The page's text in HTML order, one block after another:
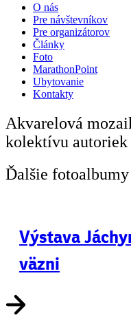
O nás
Pre návštevníkov
Pre organizátorov
Články
Foto
MarathonPoint
Ubytovanie
Kontakty
Akvarelová
kolektívu
Ďalšie fotoalbumy
Výstava
väzni